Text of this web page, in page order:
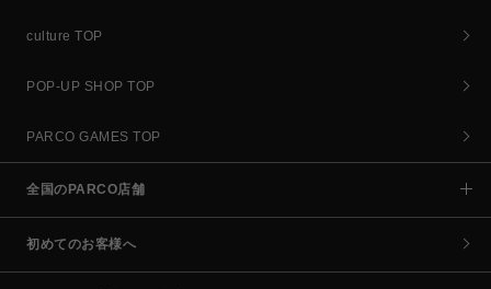
culture TOP
POP-UP SHOP TOP
PARCO GAMES TOP
全国のPARCO店舗
初めてのお客様へ